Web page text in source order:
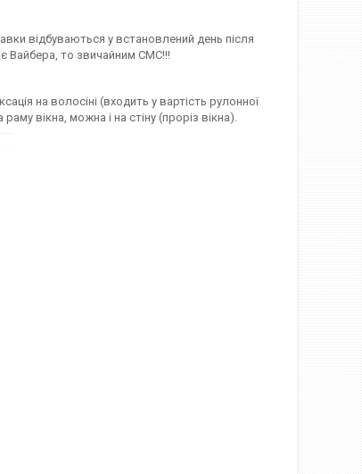
відбуваються у встановлений день після
Вайбера, то звичайним СМС!!!
на волосіні (входить у вартість рулонної
вікна, можна і на стіну (проріз вікна).